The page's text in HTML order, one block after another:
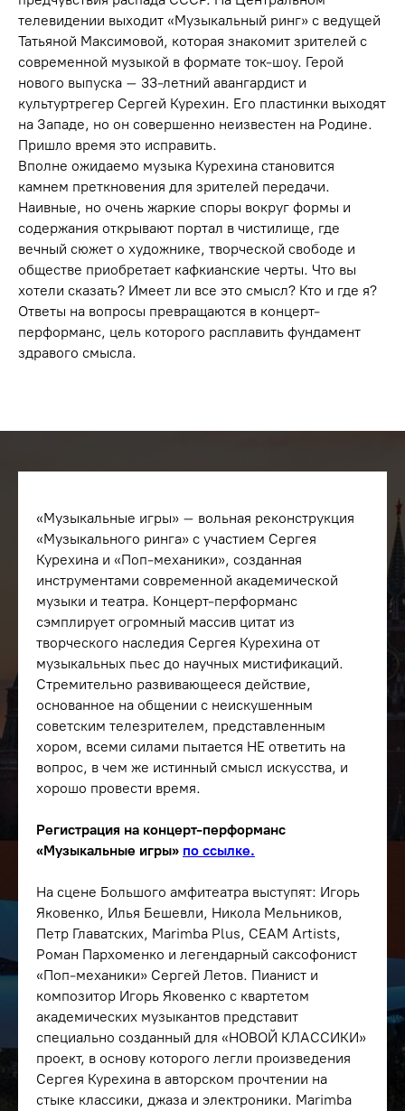
телевидении выходит «Музыкальный ринг» с ведущей
Татьяной Максимовой, которая знакомит зрителей с
современной музыкой в формате ток-шоу. Герой
нового выпуска – 33-летний авангардист и
культуртрегер Сергей Курехин. Его пластинки выходят
на Западе, но он совершенно неизвестен на Родине.
Пришло время это исправить.
Вполне ожидаемо музыка Курехина становится
камнем преткновения для зрителей передачи.
Наивные, но очень жаркие споры вокруг формы и
содержания открывают портал в чистилище, где
вечный сюжет о художнике, творческой свободе и
обществе приобретает кафкианские черты. Что вы
хотели сказать? Имеет ли все это смысл? Кто и где я?
Ответы на вопросы превращаются в концерт-
перформанс, цель которого расплавить фундамент
здравого смысла.
«Музыкальные игры» – вольная реконструкция
«Музыкального ринга» с участием Сергея
Курехина и «Поп-механики», созданная
инструментами современной академической
музыки и театра. Концерт-перформанс
сэмплирует огромный массив цитат из
творческого наследия Сергея Курехина от
музыкальных пьес до научных мистификаций.
Стремительно развивающееся действие,
основанное на общении с неискушенным
советским телезрителем, представленным
хором, всеми силами пытается НЕ ответить на
вопрос, в чем же истинный смысл искусства, и
хорошо провести время.
Регистрация на концерт-перформанс
«Музыкальные игры» по ссылке.
На сцене Большого амфитеатра выступят: Игорь
Яковенко, Илья Бешевли, Никола Мельников,
Петр Главатских, Marimba Plus, CEAM Artists,
Роман Пархоменко и легендарный саксофонист
«Поп-механики» Сергей Летов. Пианист и
композитор Игорь Яковенко с квартетом
академических музыкантов представит
специально созданный для «НОВОЙ КЛАССИКИ»
проект, в основу которого легли произведения
Сергея Курехина в авторском прочтении на
стыке классики, джаза и электроники. Marimba